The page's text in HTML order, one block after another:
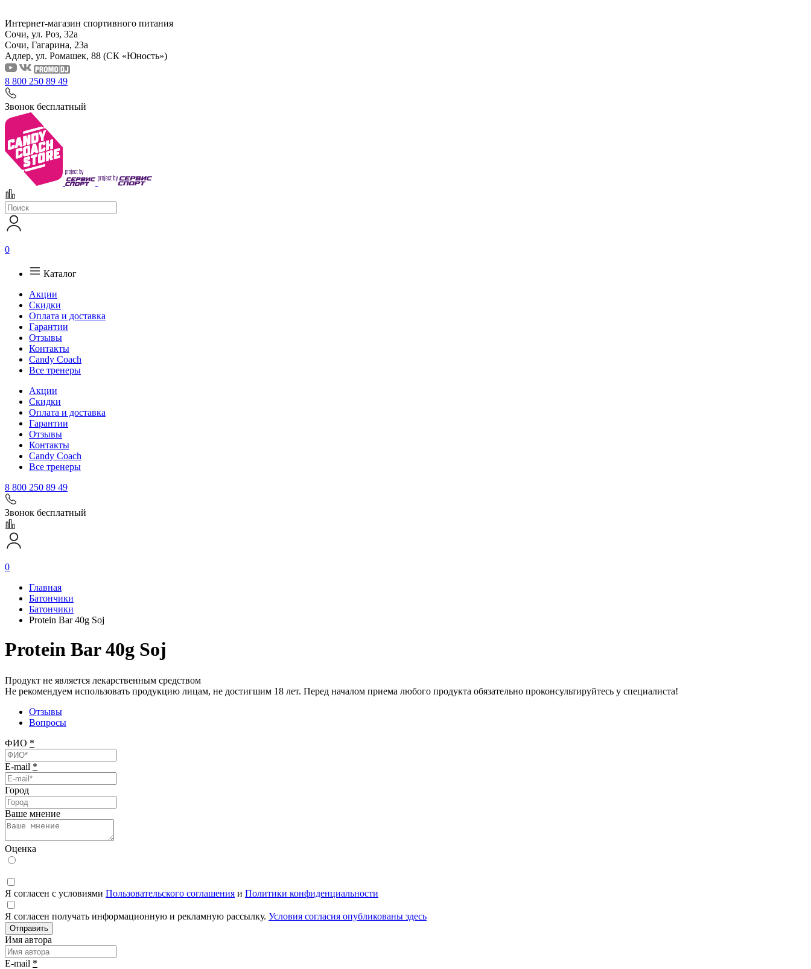
Интернет-магазин спортивного питания
Сочи, ул. Роз, 32а
Сочи, Гагарина, 23а
Адлер, ул. Ромашек, 88 (СК «Юность»)
8 800 250 89 49
Звонок бесплатный
0
Каталог
Акции
Скидки
Оплата и доставка
Гарантии
Отзывы
Контакты
Candy Coach
Все тренеры
Акции
Скидки
Оплата и доставка
Гарантии
Отзывы
Контакты
Candy Coach
Все тренеры
8 800 250 89 49
Звонок бесплатный
0
Главная
Батончики
Батончики
Protein Bar 40g Soj
Protein Bar 40g Soj
Продукт не является лекарственным средством
Не рекомендуем использовать продукцию лицам, не достигшим 18 лет. Перед началом приема любого продукта обязательно проконсультируйтесь у специалиста!
Отзывы
Вопросы
ФИО *
E-mail *
Город
Ваше мнение
Оценка
Я согласен с условиями Пользовательского соглашения и Политики конфиденциальности
Я согласен получать информационную и рекламную рассылку. Условия согласия опубликованы здесь
Отправить
Имя автора
E-mail *